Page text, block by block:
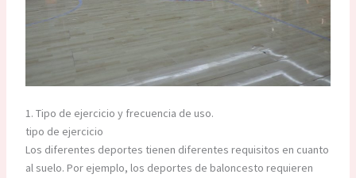
1. Tipo de ejercicio y frecuencia de uso.
tipo de ejercicio
Los diferentes deportes tienen diferentes requisitos en cuanto
al suelo. Por ejemplo, los deportes de baloncesto requieren